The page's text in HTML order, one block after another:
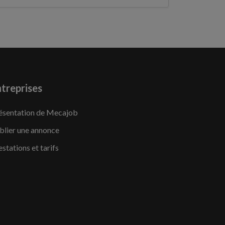
de Mecajob
une annonce
et tarifs